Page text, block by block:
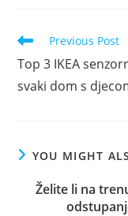
Read
articles
Previous Post
Top 3 IKEA
svaki dom s
YOU MIGHT
Želite li na